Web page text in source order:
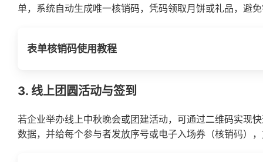
单，系统自动生成唯一核销码，凭码领取月饼或礼品，避
表单核销码使用教程
3. 线上团圆活动与签到
若企业举办线上中秋晚会或团建活动，可通过二维码实现
数据，并给每个参与者发放序号或电子入场券（核销码）